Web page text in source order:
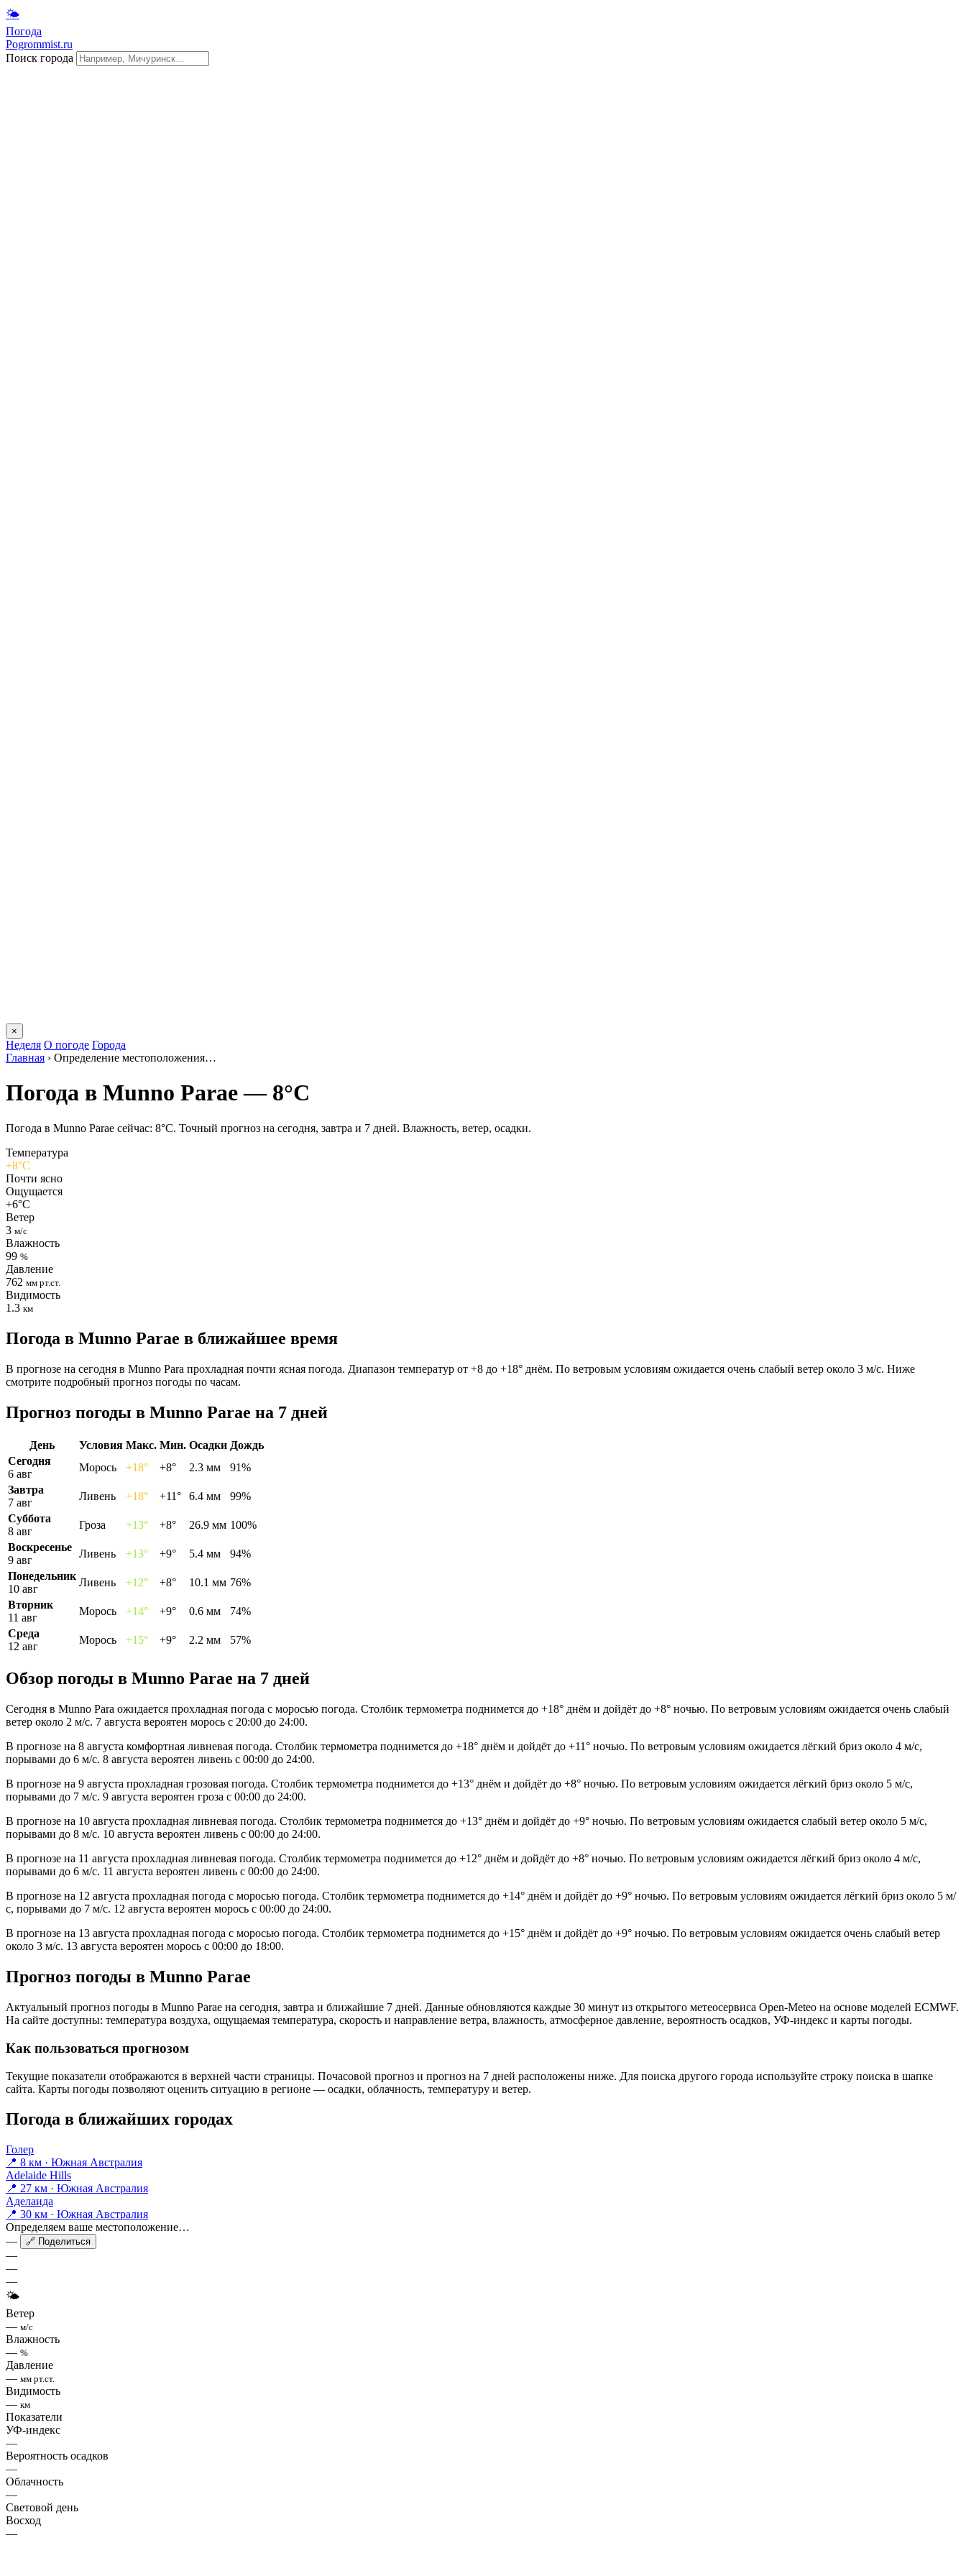
🌤
Погода
Pogrommist.ru
Поиск города
×
Неделя О погоде Города
Главная › Определение местоположения…
Погода в Munno Paraе — 8°C
Погода в Munno Paraе сейчас: 8°C. Точный прогноз на сегодня, завтра и 7 дней. Влажность, ветер, осадки.
Температура
+8°C
Почти ясно
Ощущается
+6°C
Ветер
3 м/с
Влажность
99 %
Давление
762 мм рт.ст.
Видимость
1.3 км
Погода в Munno Paraе в ближайшее время
В прогнозе на сегодня в Munno Para прохладная почти ясная погода. Диапазон температур от +8 до +18° днём. По ветровым условиям ожидается очень слабый ветер около 3 м/с. Ниже
смотрите подробный прогноз погоды по часам.
Прогноз погоды в Munno Paraе на 7 дней
День Условия Макс. Мин. Осадки Дождь
Сегодня
6 авг
Морось +18° +8° 2.3 мм
91%
Завтра
7 авг
Ливень +18° +11° 6.4 мм
99%
Суббота
8 авг
Гроза +13° +8° 26.9 мм 100%
Воскресенье
9 авг
Ливень +13° +9° 5.4 мм
94%
Понедельник
10 авг
Ливень +12° +8° 10.1 мм 76%
Вторник
11 авг
Морось +14° +9° 0.6 мм
74%
Среда
12 авг
Морось +15° +9° 2.2 мм 57%
Обзор погоды в Munno Paraе на 7 дней
Сегодня в Munno Para ожидается прохладная погода с моросью погода. Столбик термометра поднимется до +18° днём и дойдёт до +8° ночью. По ветровым условиям ожидается очень слабый
ветер около 2 м/с. 7 августа вероятен морось с 20:00 до 24:00.
В прогнозе на 8 августа комфортная ливневая погода. Столбик термометра поднимется до +18° днём и дойдёт до +11° ночью. По ветровым условиям ожидается лёгкий бриз около 4 м/с,
порывами до 6 м/с. 8 августа вероятен ливень с 00:00 до 24:00.
В прогнозе на 9 августа прохладная грозовая погода. Столбик термометра поднимется до +13° днём и дойдёт до +8° ночью. По ветровым условиям ожидается лёгкий бриз около 5 м/с,
порывами до 7 м/с. 9 августа вероятен гроза с 00:00 до 24:00.
В прогнозе на 10 августа прохладная ливневая погода. Столбик термометра поднимется до +13° днём и дойдёт до +9° ночью. По ветровым условиям ожидается слабый ветер около 5 м/с,
порывами до 8 м/с. 10 августа вероятен ливень с 00:00 до 24:00.
В прогнозе на 11 августа прохладная ливневая погода. Столбик термометра поднимется до +12° днём и дойдёт до +8° ночью. По ветровым условиям ожидается лёгкий бриз около 4 м/с,
порывами до 6 м/с. 11 августа вероятен ливень с 00:00 до 24:00.
В прогнозе на 12 августа прохладная погода с моросью погода. Столбик термометра поднимется до +14° днём и дойдёт до +9° ночью. По ветровым условиям ожидается лёгкий бриз около 5 м/
с, порывами до 7 м/с. 12 августа вероятен морось с 00:00 до 24:00.
В прогнозе на 13 августа прохладная погода с моросью погода. Столбик термометра поднимется до +15° днём и дойдёт до +9° ночью. По ветровым условиям ожидается очень слабый ветер
около 3 м/с. 13 августа вероятен морось с 00:00 до 18:00.
Прогноз погоды в Munno Paraе
Актуальный прогноз погоды в Munno Paraе на сегодня, завтра и ближайшие 7 дней. Данные обновляются каждые 30 минут из открытого метеосервиса Open-Meteo на основе моделей ECMWF.
На сайте доступны: температура воздуха, ощущаемая температура, скорость и направление ветра, влажность, атмосферное давление, вероятность осадков, УФ-индекс и карты погоды.
Как пользоваться прогнозом
Текущие показатели отображаются в верхней части страницы. Почасовой прогноз и прогноз на 7 дней расположены ниже. Для поиска другого города используйте строку поиска в шапке
сайта. Карты погоды позволяют оценить ситуацию в регионе — осадки, облачность, температуру и ветер.
Погода в ближайших городах
Голер
📍 8 км · Южная Австралия
Adelaide Hills
📍 27 км · Южная Австралия
Аделаида
📍 30 км · Южная Австралия
Определяем ваше местоположение…
—
🔗 Поделиться
—
—
—
🌤
Ветер
— м/с
Влажность
— %
Давление
— мм рт.ст.
Видимость
— км
Показатели
УФ-индекс
—
Вероятность осадков
—
Облачность
—
Световой день
Восход
—